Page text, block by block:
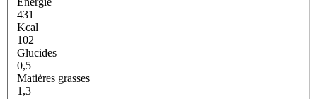
431
Kcal
102
Glucides
0,5
Matières grasses
1,3